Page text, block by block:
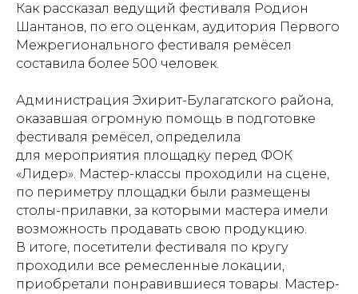
Как рассказал ведущий фестиваля Родион
Шантанов, по его оценкам, аудитория Первого
Межрегионального фестиваля ремёсел
составила более 500 человек.
Администрация Эхирит-Булагатского района,
оказавшая огромную помощь в подготовке
фестиваля ремёсел, определила
для мероприятия площадку перед ФОК
«Лидер». Мастер-классы проходили на сцене,
по периметру площадки были размещены
столы-прилавки, за которыми мастера имели
возможность продавать свою продукцию.
В итоге, посетители фестиваля по кругу
проходили все ремесленные локации,
приобретали понравившиеся товары. Мастер-